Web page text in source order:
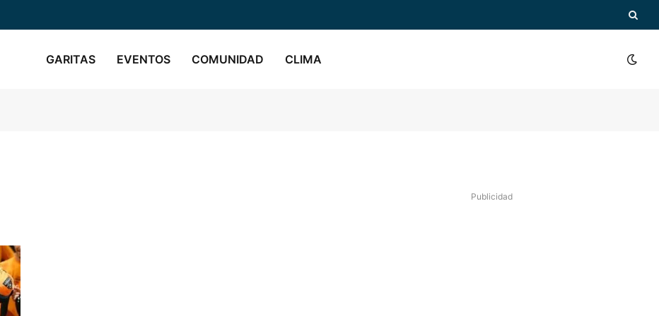
GARITAS EVENTOS COMUNIDAD CLIMA
Publicidad